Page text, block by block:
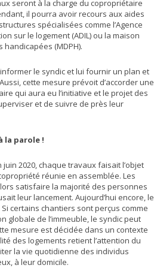
seront à la charge du copropriétaire
il pourra avoir recours aux aides
spécialisées comme l’Agence
sur le logement (ADIL) ou la maison
(MDPH).
le syndic et lui fournir un plan et
cette mesure prévoit d’accorder une
qui aura eu l’initiative et le projet des
et de suivre de près leur
la parole !
2020, chaque travaux faisait l’objet
réunie en assemblée. Les
satisfaire la majorité des personnes
leur lancement. Aujourd’hui encore, le
certains chantiers sont perçus comme
globale de l’immeuble, le syndic peut
mesure est décidée dans un contexte
des logements retient l’attention du
la vie quotidienne des individus
à leur domicile.